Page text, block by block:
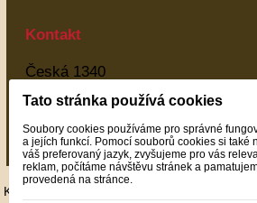
Kontakt
Česká 1340
Most
Most
Kompatibilní tonery,náplně,kompatibilní
Tato stránka používá cookies
Soubory cookies používáme pro správné
a jejích funkcí. Pomocí souborů cookies si také
váš preferovaný jazyk, zvyšujeme pro vás
reklam, počítáme návštěvu stránek a
provedená na stránce.